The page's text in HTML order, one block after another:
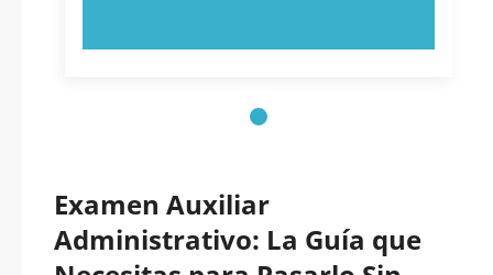
Examen Auxiliar
Administrativo: La Guía que